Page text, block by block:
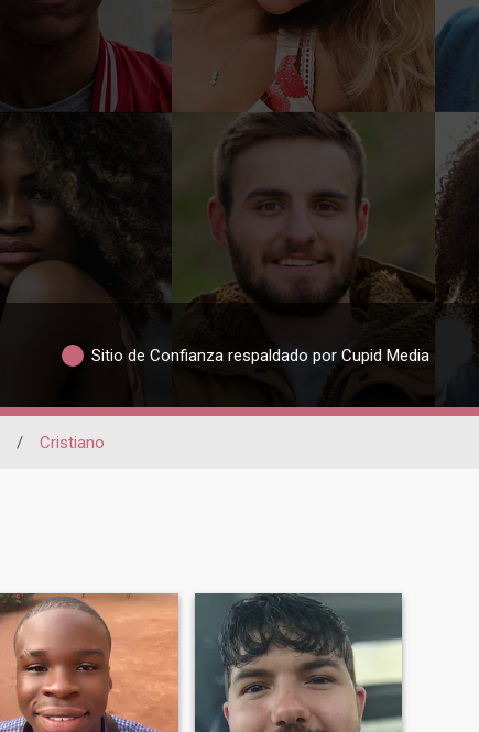
Sitio de Confianza respaldado por Cupid Media
/ Cristiano